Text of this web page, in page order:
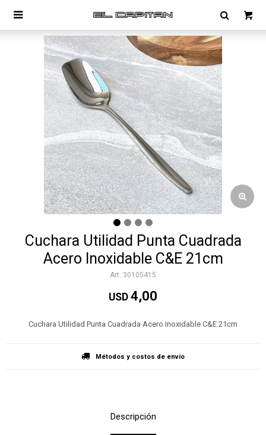

Cuchara Utilidad Punta Cuadrada
Acero Inoxidable C&E 21cm
30105415
USD 4,00
Cuchara Utilidad Punta Cuadrada Acero Inoxidable C&E 21cm
Métodos y costos de envío
Descripción